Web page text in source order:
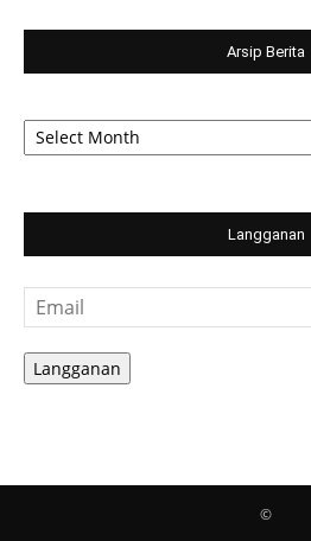
Arsip Berita
Arsip
Berita
Langganan
Email
Langganan
©